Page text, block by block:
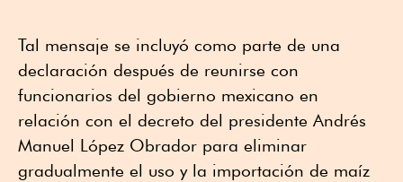
Tal mensaje se incluyó como parte de una
declaración después de reunirse con
funcionarios del gobierno mexicano en
relación con el decreto del presidente Andrés
Manuel López Obrador para eliminar
gradualmente el uso y la importación de maíz